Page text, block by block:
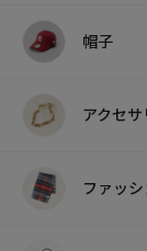
帽子
アクセサ
ファッ